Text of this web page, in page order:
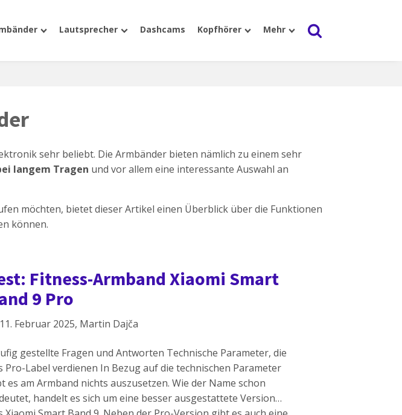
Lautsprecher Dashcams Kopfhörer Mehr
sehr beliebt. Die Armbänder bieten nämlich zu einem sehr
langem Tragen und vor allem eine interessante Auswahl an
möchten, bietet dieser Artikel einen Überblick über die Funktionen
können.
Fitness-Armband Xiaomi Smart
9 Pro
11. Februar 2025, Martin Dajča
gestellte Fragen und Antworten Technische Parameter, die
Pro-Label verdienen In Bezug auf die technischen Parameter
es am Armband nichts auszusetzen. Wie der Name schon
handelt es sich um eine besser ausgestattete Version